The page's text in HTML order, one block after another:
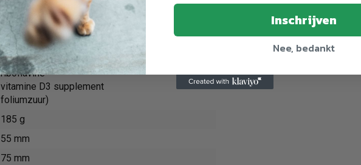
vitaminen (Cholinechloride
vitamine E supplement
thiaminemononitraat
niacine
pyridoxine hydrochloride
riboflavine
vitamine D3 supplement
foliumzuur)
185 g
55 mm
75 mm
Inschrijven
Nee, bedankt